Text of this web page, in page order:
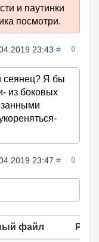
и паутинки
посмотри.
23:43 # 0
сеянец? Я бы
из боковых
23:47 # 0
файл